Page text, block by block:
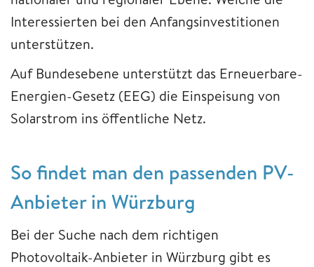
Interessierten bei den Anfangsinvestitionen
unterstützen.
Auf Bundesebene unterstützt das Erneuerbare-
Energien-Gesetz (EEG) die Einspeisung von
Solarstrom ins öffentliche Netz.
So findet man den passenden PV-
Anbieter in Würzburg
Bei der Suche nach dem richtigen
Photovoltaik-Anbieter in Würzburg gibt es